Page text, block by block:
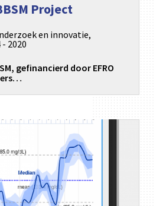
Project
en innovatie,
2020
gefinancierd door EFRO